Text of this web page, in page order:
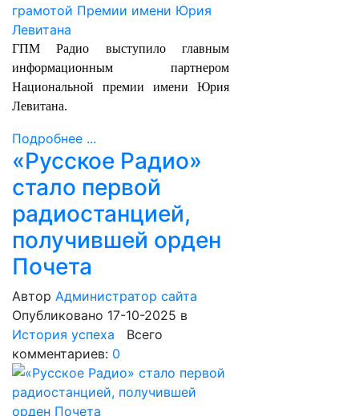
ГПМ Радио выступило главным
информационным партнером
Национальной премии имени Юрия
Левитана.
Подробнее ...
«Русское Радио»
стало первой
радиостанцией,
получившей орден
Почета
Автор Администратор сайта
Опубликовано 17-10-2025 в
История успеха Всего
комментариев: 0